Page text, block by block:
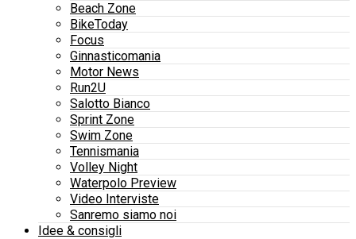
Beach Zone
BikeToday
Focus
Ginnasticomania
Motor News
Run2U
Salotto Bianco
Sprint Zone
Swim Zone
Tennismania
Volley Night
Waterpolo Preview
Video Interviste
Sanremo siamo noi
Idee & consigli